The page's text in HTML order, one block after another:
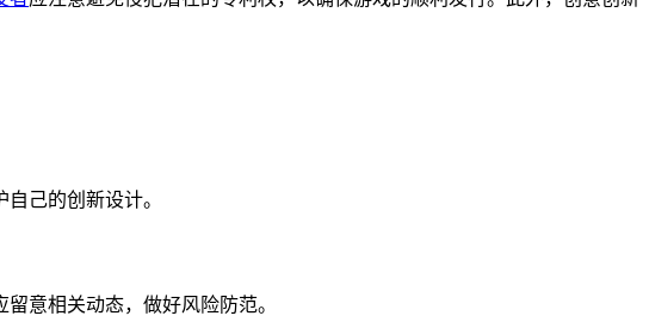
己的创新设计。
意相关动态，做好风险防范。